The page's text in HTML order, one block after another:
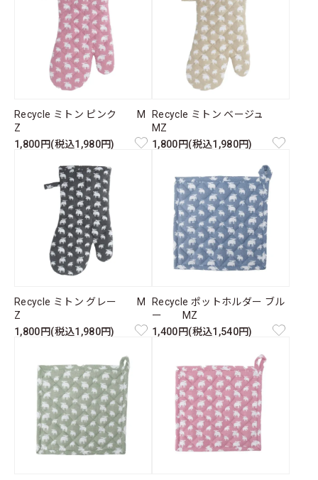
Recycle ミトン ピンク M
Z
1,800円(税込1,980円)
Recycle ミトン ベージュ
MZ
1,800円(税込1,980円)
Recycle ミトン グレー M
Z
1,800円(税込1,980円)
Recycle ポットホルダー ブル
ー MZ
1,400円(税込1,540円)